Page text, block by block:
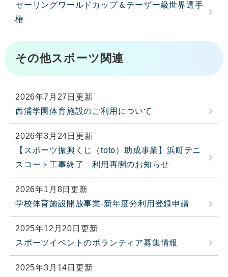
セーリングワールドカップ＆テーザー級世界選手
権
その他スポーツ関連
2026年7月27日更新
西浦学園体育施設のご利用について
2026年3月24日更新
【スポーツ振興くじ（toto）助成事業】浜町テニ
スコート工事終了 利用再開のお知らせ
2026年1月8日更新
学校体育施設開放事業-新年度分利用登録申請
2025年12月20日更新
スポーツイベントのボランティア募集情報
2025年3月14日更新